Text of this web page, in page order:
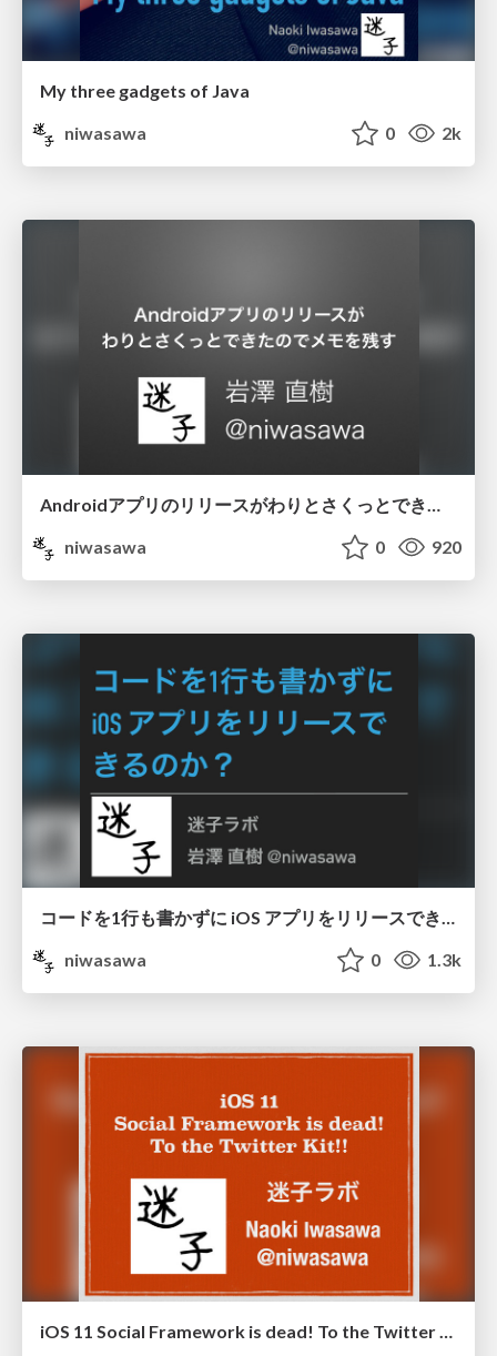
My three gadgets of Java
niwasawa
0 2k
Androidアプリのリリースがわりとさくっとできたのでメモを残す
niwasawa
0 920
コードを1行も書かずに iOS アプリをリリースできるのか？
niwasawa
0 1.3k